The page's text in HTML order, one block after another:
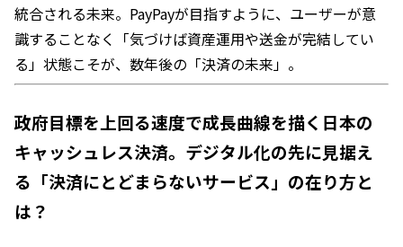
統合される未来。PayPayが目指すように、ユーザーが意
識することなく「気づけば資産運用や送金が完結してい
る」状態こそが、数年後の「決済の未来」。
政府目標を上回る速度で成長曲線を描く日本の
キャッシュレス決済。デジタル化の先に見据え
る「決済にとどまらないサービス」の在り方と
は？